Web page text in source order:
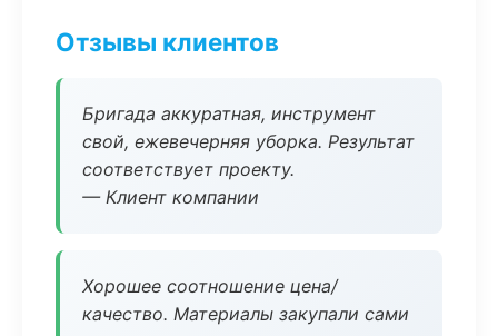
Отзывы клиентов
Бригада аккуратная, инструмент
свой, ежевечерняя уборка. Результат
соответствует проекту.
— Клиент компании
Хорошее соотношение цена/
качество. Материалы закупали сами